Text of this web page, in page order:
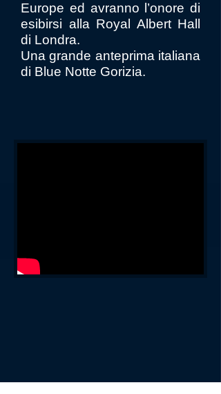
Europe ed avranno l’onore di
esibirsi alla Royal Albert Hall
di Londra.
Una grande anteprima italiana
di Blue Notte Gorizia.